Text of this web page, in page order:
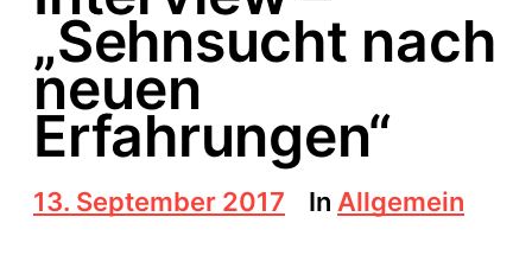
„Sehnsucht nach
neuen
Erfahrungen“
B
e
13. September 2017 In Allgemein